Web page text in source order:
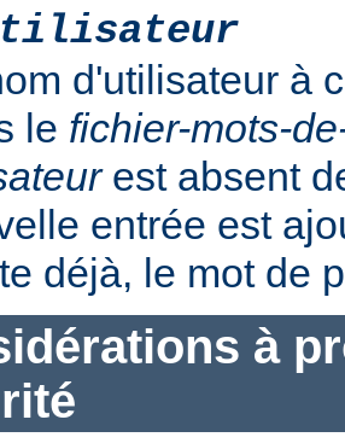
d'utilisateur à
le fichier-mots-
est absent
entrée est
déjà, le mot de
à